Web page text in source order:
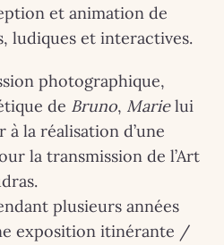
et animation de
ludiques et interactives.
photographique,
de Bruno, Marielui
la réalisation d’une
la transmission de l’Art
plusieurs années
exposition itinérante /